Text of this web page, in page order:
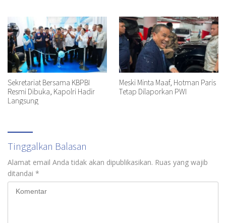
Sekretariat Bersama KBPBI
Resmi Dibuka, Kapolri Hadir
Langsung
Meski Minta Maaf, Hotman Paris
Tetap Dilaporkan PWI
Tinggalkan Balasan
Alamat email Anda tidak akan dipublikasikan. Ruas yang wajib
ditandai *